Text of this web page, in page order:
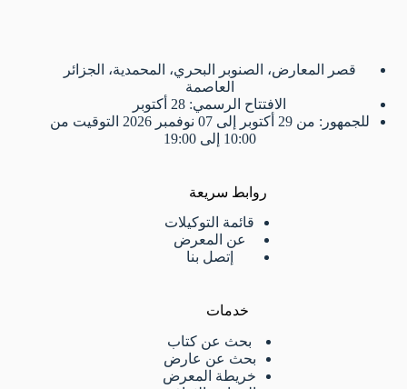
قصر المعارض، الصنوبر البحري، المحمدية، الجزائر
العاصمة
الافتتاح الرسمي: 28 أكتوبر
للجمهور: من 29 أكتوبر إلى 07 نوفمبر 2026 التوقيت من
10:00 إلى 19:00
روابط سريعة
قائمة التوكيلات
عن المعرض
إتصل بنا
خدمات
بحث عن كتاب
بحث عن عارض
خريطة المعرض